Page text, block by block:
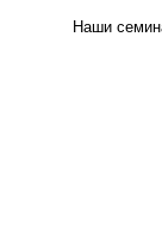
Наши